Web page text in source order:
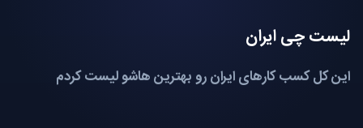
لیست چی ایران
این کل کسب کارهای ایران رو بهترین هاشو لیست کردم